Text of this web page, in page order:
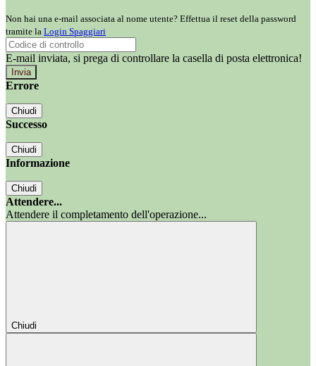
Non hai una e-mail associata al nome utente? Effettua il reset della password
tramite la Login Spaggiari
E-mail inviata, si prega di controllare la casella di posta elettronica!
Errore
Chiudi
Successo
Chiudi
Informazione
Chiudi
Attendere...
Attendere il completamento dell'operazione...
Chiudi